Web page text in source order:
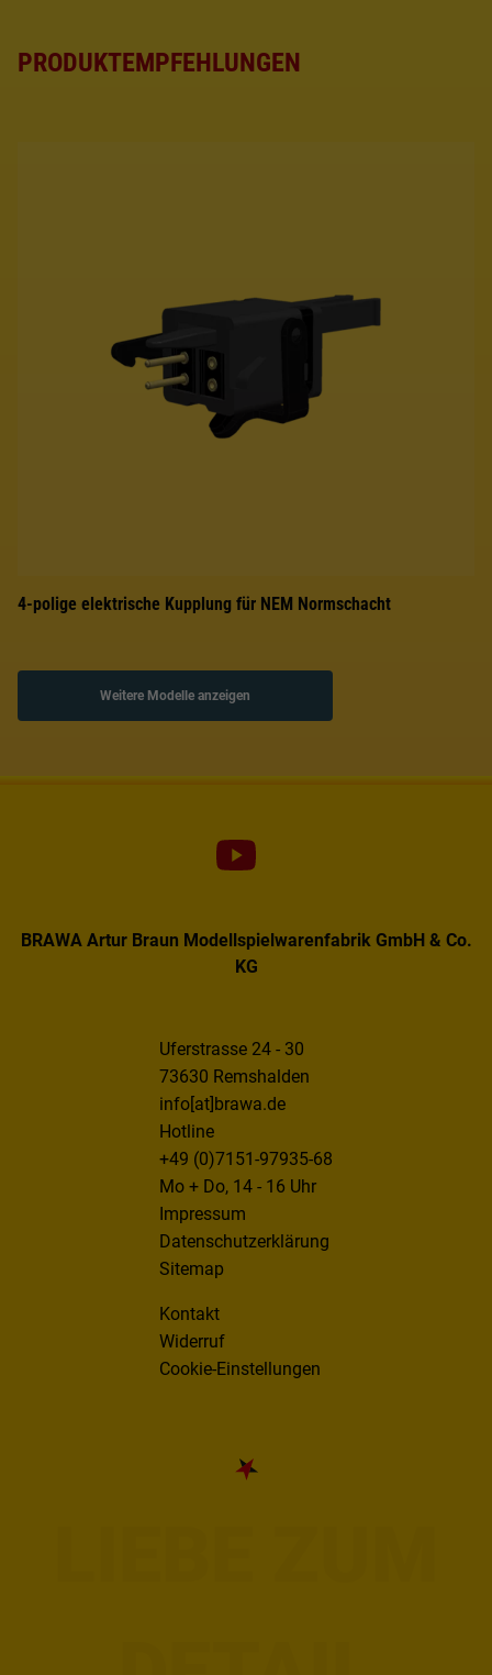
PRODUKTEMPFEHLUNGEN
4-polige elektrische Kupplung für NEM Normschacht
Weitere Modelle anzeigen
BRAWA Artur Braun Modellspielwarenfabrik GmbH & Co.
KG
Uferstrasse 24 - 30
73630 Remshalden
info[at]brawa.de
Hotline
+49 (0)7151-97935-68
Mo + Do, 14 - 16 Uhr
Impressum
Datenschutzerklärung
Sitemap
Kontakt
Widerruf
Cookie-Einstellungen